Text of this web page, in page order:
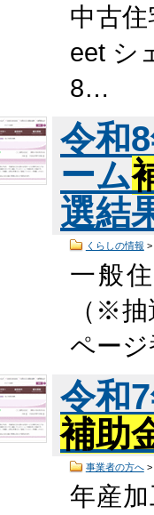
中古
eet シ
8…
令和
ーム
選結
くらしの情報 >
一般
（※
ペー
令和
補助
事業者の方へ>
年産